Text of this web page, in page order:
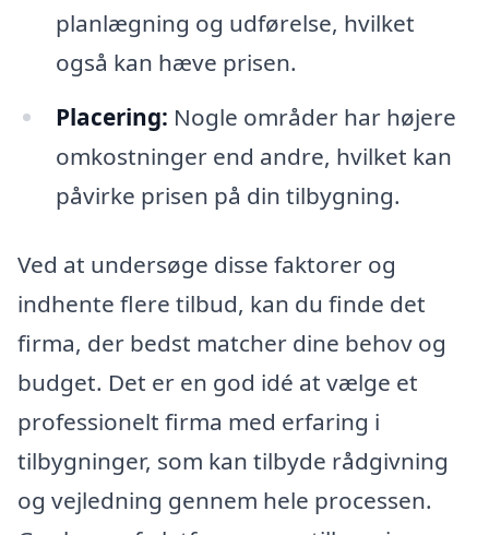
planlægning og udførelse, hvilket
også kan hæve prisen.
Placering: Nogle områder har højere
omkostninger end andre, hvilket kan
påvirke prisen på din tilbygning.
Ved at undersøge disse faktorer og
indhente flere tilbud, kan du finde det
firma, der bedst matcher dine behov og
budget. Det er en god idé at vælge et
professionelt firma med erfaring i
tilbygninger, som kan tilbyde rådgivning
og vejledning gennem hele processen.